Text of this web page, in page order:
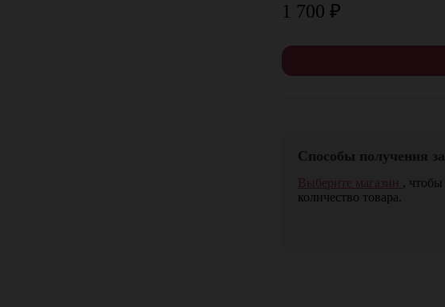
1 700 ₽
Способы получения
Выберите магазин , чтобы
количество товара.